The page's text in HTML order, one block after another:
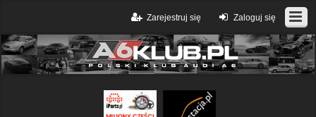
Zaloguj się
Zarejestruj się